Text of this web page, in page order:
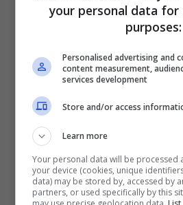
adattano al tono della
qualche imperfezione di
alleato è anche il
leggermente più chiaro
agli occhi mentre per il
meglio utilizzare il proprio
per evitare stacchi. Il
your personal data
purposes:
Personalised advertising and
content measurement,
services development
Store and/or access
Learn more
Your personal data will be
your device (cookies, unique
data) may be stored by, accessed by
partners, or used specifically by this